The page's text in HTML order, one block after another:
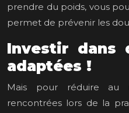
prendre du poids, vous
permet de prévenir les
Investir dans
adaptées !
Mais pour réduire au
rencontrées lors de la